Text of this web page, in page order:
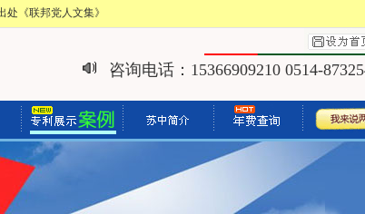
《联邦党人文集》
咨询电话：15366909210 0514-